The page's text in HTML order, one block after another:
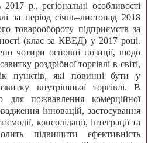
2017 р., регіональні особливості
за період січнь–листопад 2018
товарообороту підприємств за
(клас за КВЕД) у 2017 році.
чотири основні позиції, щодо
роздрібної торгівлі в світі,
пунктів, які повинні бути у
внутрішньої торгівлі. В
для пожвавлення комерційної
інновацій, застосування
консолідації, інтеграції та
підвищити ефективність